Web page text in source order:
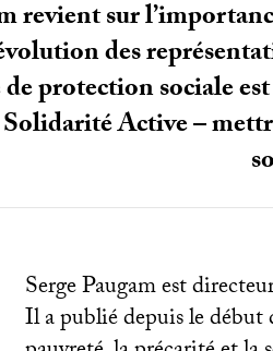
revient sur
des
de protection sociale
Active –
Serge Paugam est
Il a publié depuis le début